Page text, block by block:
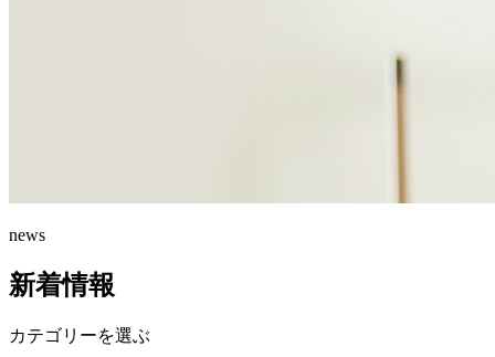
news
新着情報
カテゴリーを選ぶ